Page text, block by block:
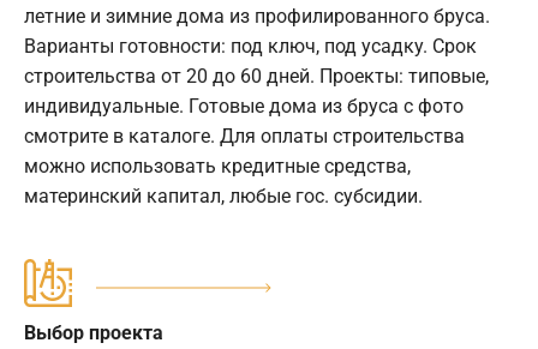
летние и зимние дома из профилированного бруса.
Варианты готовности: под ключ, под усадку. Срок
строительства от 20 до 60 дней. Проекты: типовые,
индивидуальные. Готовые дома из бруса с фото
смотрите в каталоге. Для оплаты строительства
можно использовать кредитные средства,
материнский капитал, любые гос. субсидии.
Выбор проекта